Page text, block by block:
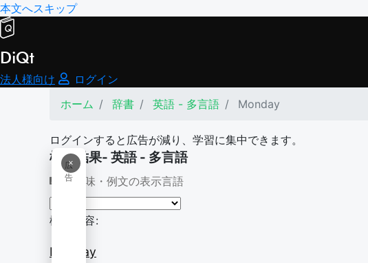
本文へスキップ
DiQt
法人様向け
ログイン
ホーム
辞書 英語 - 多言語 Monday
ログインすると広告が減り、学習に集中できます。
×
広
告
検索結果- 英語 - 多言語
意味・例文の表示言語
検索内容:
Monday